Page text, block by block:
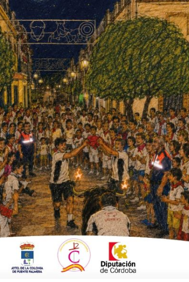
Adolfo Molina,
Función Pública,
presidentes de las
ellos Manuel
andaluz pone a
una convicción clara: el
todos los rincones de nuestra
y las ELAs, “porque son la
sus necesidades y la que
dentro de la línea de
de Córdoba, los fondos
con 117.801,41 euros;
euros; y Algallarín, con